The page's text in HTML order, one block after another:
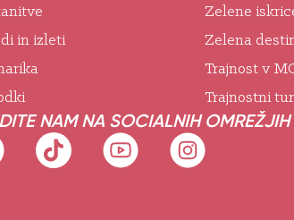
in izleti
Zelene
Zelena
Trajnost v
Trajnostni
NAM NA SOCIALNIH OMREŽJIH